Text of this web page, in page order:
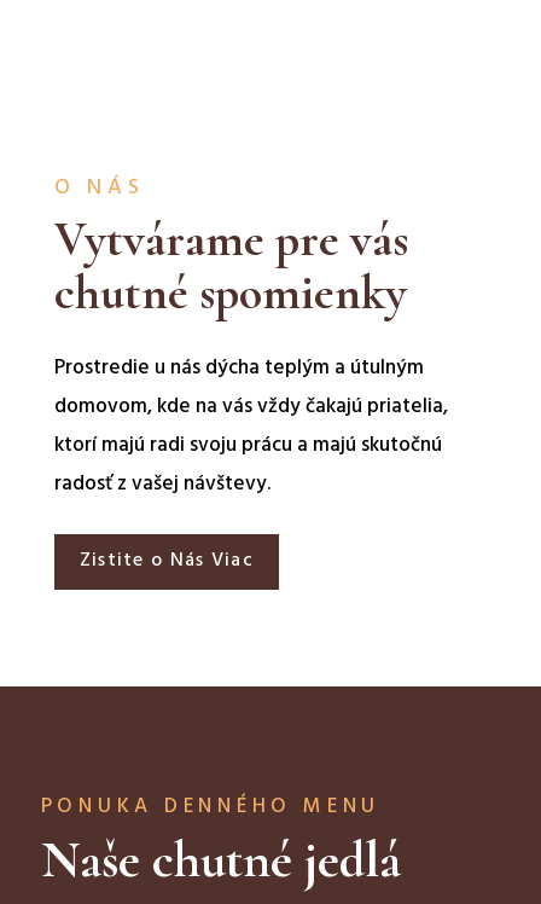
O NÁS
Vytvárame pre vás
chutné spomienky
Prostredie u nás dýcha teplým a útulným
domovom, kde na vás vždy čakajú priatelia,
ktorí majú radi svoju prácu a majú skutočnú
radosť z vašej návštevy.
Zistite o Nás Viac
PONUKA DENNÉHO MENU
Naše chutné jedlá